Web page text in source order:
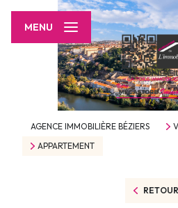
MENU
AGENCE IMMOBILIÈRE BÉZIERS
APPARTEMENT
RETOUR